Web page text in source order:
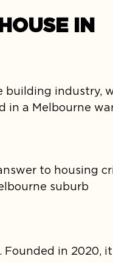
IN
building industry,
in a Melbourne
to housing
suburb
in 2020,